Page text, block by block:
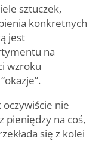
sztuczek,
konkretnych
jest
na
wzroku
nie
pieniędzy na coś,
się z kolei